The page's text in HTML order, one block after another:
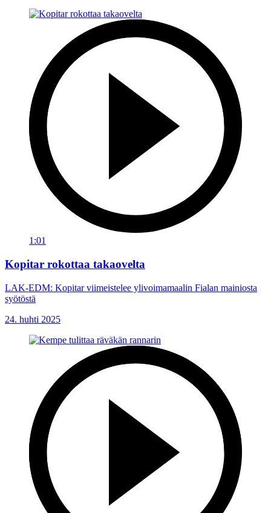
1:01
Kopitar rokottaa takaovelta
LAK-EDM: Kopitar viimeistelee ylivoimamaalin Fialan mainiosta
syötöstä
24. huhti 2025